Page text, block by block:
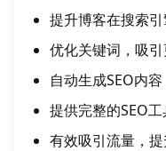
提升博客在搜索
优化关键词，吸
自动生成SEO内
提供完整的SEO
有效吸引流量，